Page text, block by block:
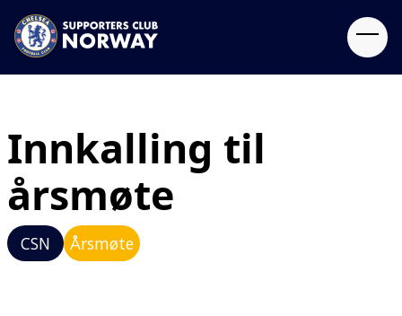
Innkalling til
årsmøte
CSN Årsmøte